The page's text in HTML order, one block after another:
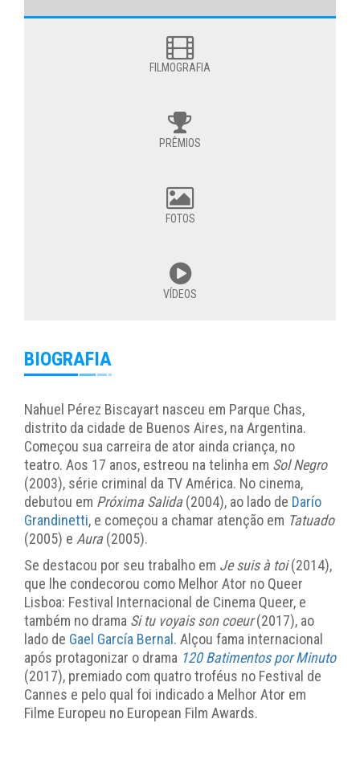
FILMOGRAFIA
PRÊMIOS
FOTOS
VÍDEOS
BIOGRAFIA
Nahuel Pérez Biscayart nasceu em Parque Chas,
distrito da cidade de Buenos Aires, na Argentina.
Começou sua carreira de ator ainda criança, no
teatro. Aos 17 anos, estreou na telinha em Sol Negro
(2003), série criminal da TV América. No cinema,
debutou em Próxima Salida(2004), ao lado de Darío
Grandinetti, e começou a chamar atenção em Tatuado
(2005) e Aura(2005).
Se destacou por seu trabalho em Je suis à toi(2014),
que lhe condecorou como Melhor Ator no Queer
Lisboa: Festival Internacional de Cinema Queer, e
também no drama Si tu voyais son coeur(2017), ao
lado de Gael García Bernal . Alçou fama internacional
após protagonizar o drama 120 Batimentos por Minuto
(2017), premiado com quatro troféus no Festival de
Cannes e pelo qual foi indicado a Melhor Ator em
Filme Europeu no European Film Awards.